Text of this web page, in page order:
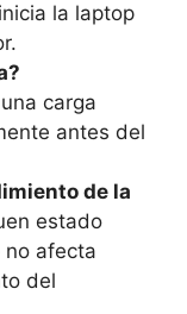
la laptop
carga
antes del
de la
estado
no afecta
del